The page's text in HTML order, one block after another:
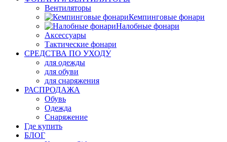
Вентиляторы
Кемпинговые фонари
Налобные фонари
Аксессуары
Тактические фонари
СРЕДСТВА ПО УХОДУ
для одежды
для обуви
для снаряжения
РАСПРОДАЖА
Обувь
Одежда
Снаряжение
Где купить
БЛОГ